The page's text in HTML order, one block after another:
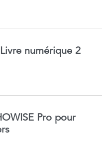
numérique 2
Pro pour